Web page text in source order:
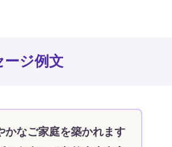
ージ例文
かなご家庭を築かれます